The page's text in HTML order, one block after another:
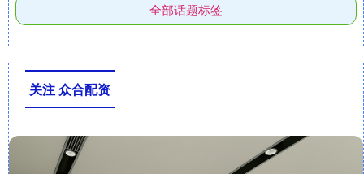
全部话题标签
关注 众合配资